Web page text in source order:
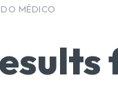
MÉDICO